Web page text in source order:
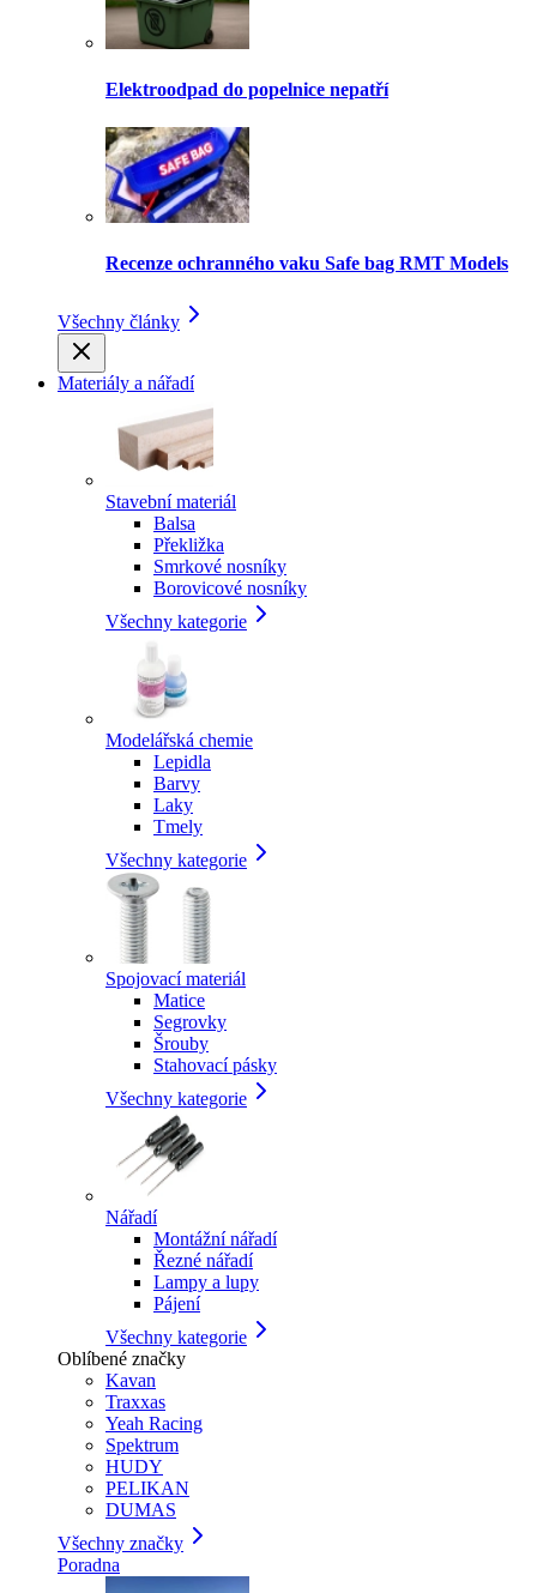
Elektroodpad do popelnice nepatří
Recenze ochranného vaku Safe bag RMT Models
Všechny články
Materiály a nářadí
Stavební materiál
Balsa
Překližka
Smrkové nosníky
Borovicové nosníky
Všechny kategorie
Modelářská chemie
Lepidla
Barvy
Laky
Tmely
Všechny kategorie
Spojovací materiál
Matice
Segrovky
Šrouby
Stahovací pásky
Všechny kategorie
Nářadí
Montážní nářadí
Řezné nářadí
Lampy a lupy
Pájení
Všechny kategorie
Oblíbené značky
Kavan
Traxxas
Yeah Racing
Spektrum
HUDY
PELIKAN
DUMAS
Všechny značky
Poradna